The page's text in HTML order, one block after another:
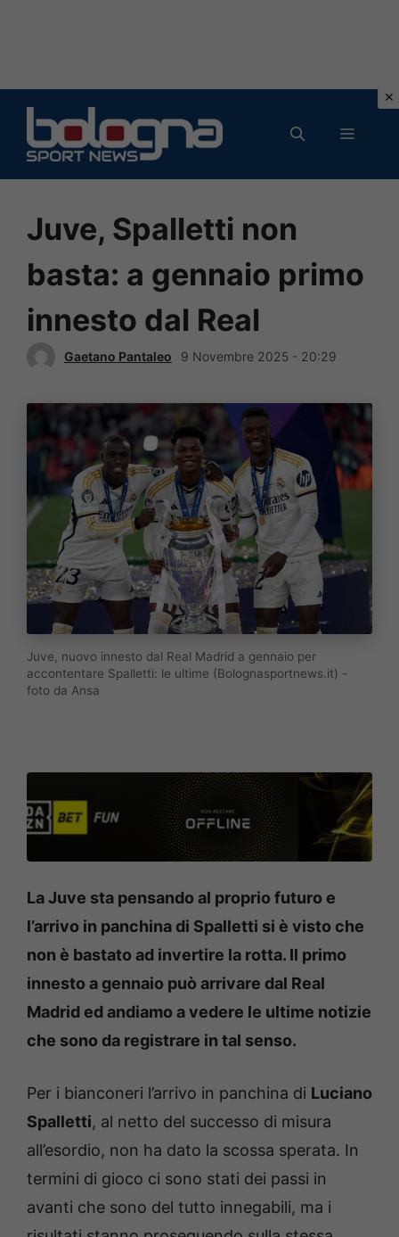
contenuto
MENU
Juve, Spalletti non
basta: a gennaio primo
innesto dal Real
Gaetano Pantaleo 9 Novembre 2025 - 20:29
Juve, nuovo innesto dal Real Madrid a gennaio per
accontentare Spalletti: le ultime (Bolognasportnews.it) -
foto da Ansa
La Juve sta pensando al proprio futuro e
l’arrivo in panchina di Spalletti si è visto che
non è bastato ad invertire la rotta. Il primo
innesto a gennaio può arrivare dal Real
Madrid ed andiamo a vedere le ultime notizie
che sono da registrare in tal senso.
Per i bianconeri l’arrivo in panchina di Luciano
Spalletti, al netto del successo di misura
all’esordio, non ha dato la scossa sperata. In
termini di gioco ci sono stati dei passi in
avanti che sono del tutto innegabili, ma i